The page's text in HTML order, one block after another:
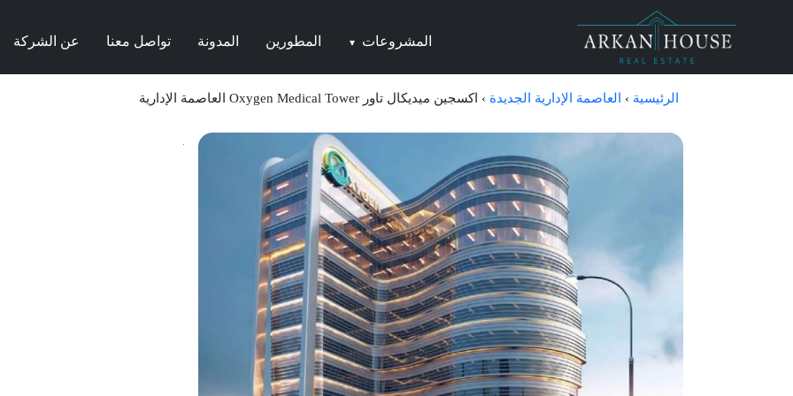
المشروعات ▼ المطورين المدونة تواصل معنا عن الشركة
الرئيسية › العاصمة الإدارية الجديدة › اكسجين ميديكال تاور Oxygen Medical Tower العاصمة الإدارية